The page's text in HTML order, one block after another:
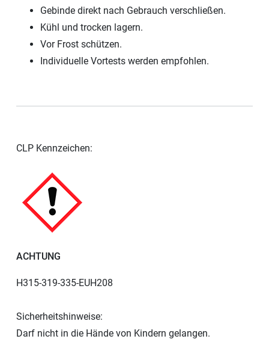
Gebinde direkt nach Gebrauch verschließen.
Kühl und trocken lagern.
Vor Frost schützen.
Individuelle Vortests werden empfohlen.
CLP Kennzeichen:
ACHTUNG
H315-319-335-EUH208
Sicherheitshinweise:
Darf nicht in die Hände von Kindern gelangen.